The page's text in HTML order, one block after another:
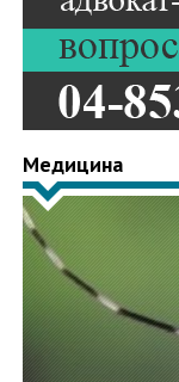
Медицина